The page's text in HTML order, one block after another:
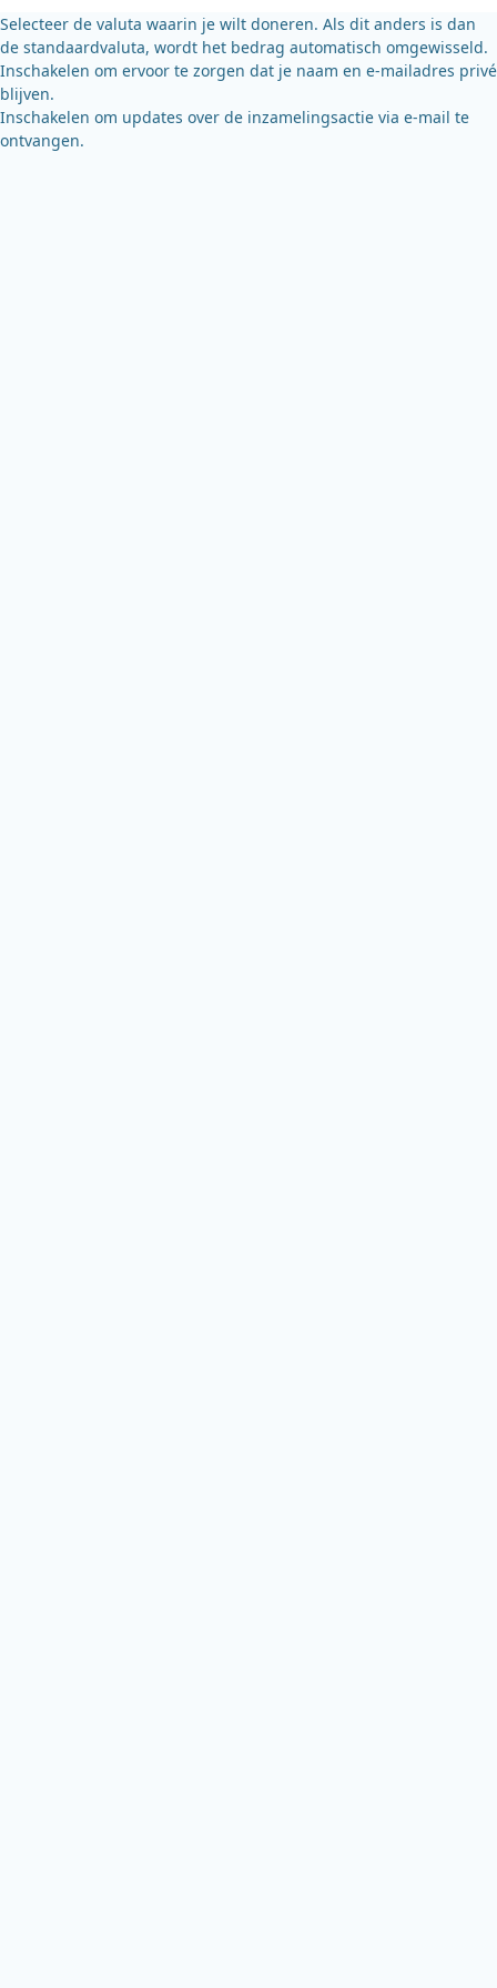
Selecteer de valuta waarin je wilt doneren. Als dit anders is dan
de standaardvaluta, wordt het bedrag automatisch omgewisseld.
Inschakelen om ervoor te zorgen dat je naam en e-mailadres privé
blijven.
Inschakelen om updates over de inzamelingsactie via e-mail te
ontvangen.